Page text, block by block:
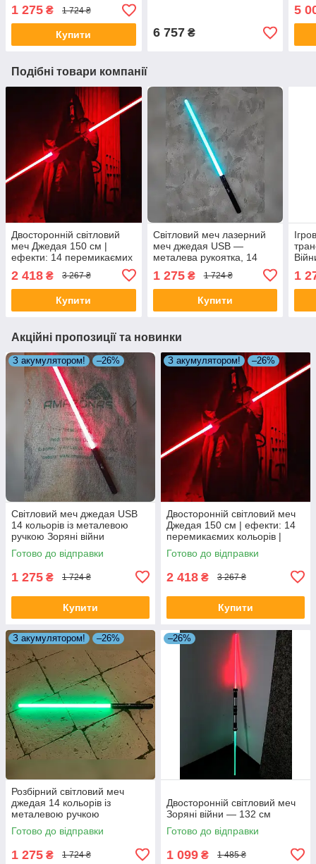
кольорів з акумулятором
1200мА-г
1 275 ₴ 1 724 ₴
Купити 6 757₴
5
Подібні товари компанії
Двосторонній світловий
меч Джедая 150 см |
ефекти: 14 перемикаємих
2 418 ₴ 3 267 ₴
Купити
Світловий меч лазерний
меч джедая USB —
металева рукоятка, 14
кольорів з акумулятором
1200мА-г
1 275₴ 1 724 ₴
Купити
1
Акційні пропозиції та новинки
З акумулятором! –26%
Світловий меч джедая USB
14 кольорів із металевою
ручкою Зоряні війни
Готово до відправки
1 275 ₴ 1 724 ₴
Купити
З акумулятором! –26%
Двосторонній світловий меч
Джедая 150 см | ефекти: 14
перемикаємих кольорів |
звуки бою
Готово до відправки
2 418 ₴ 3 267 ₴
Купити
З акумулятором! –26%
Розбірний світловий меч
джедая 14 кольорів із
металевою ручкою
Готово до відправки
1 275 ₴ 1 724 ₴
–26%
Двосторонній світловий меч
Зоряні війни — 132 см
Готово до відправки
1 099 ₴ 1 485 ₴